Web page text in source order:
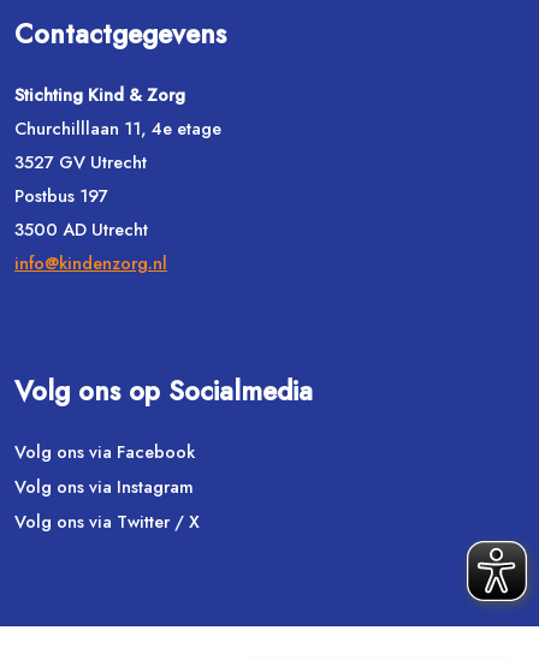
Contactgegevens
Stichting Kind & Zorg
Churchilllaan 11, 4e etage
3527 GV Utrecht
Postbus 197
3500 AD Utrecht
info@kindenzorg.nl
Volg ons op Socialmedia
Volg ons via Facebook
Volg ons via Instagram
Volg ons via Twitter / X